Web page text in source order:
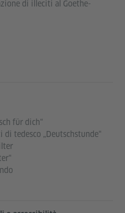
di illeciti al Goethe-
für dich“
di tedesco „Deutschstunde“